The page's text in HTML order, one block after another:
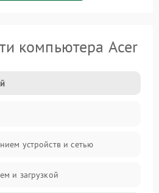
компьютера Acer
устройств и сетью
и загрузкой